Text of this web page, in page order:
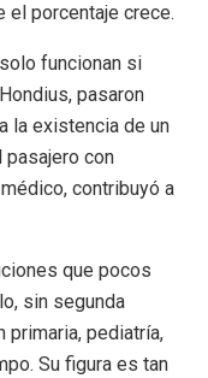
el porcentaje crece.
funcionan si
pasaron
la existencia de un
pasajero con
contribuyó a
que pocos
sin segunda
primaria, pediatría,
Su figura es tan